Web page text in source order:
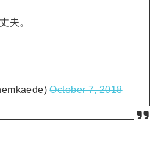
夫。
October 7, 2018